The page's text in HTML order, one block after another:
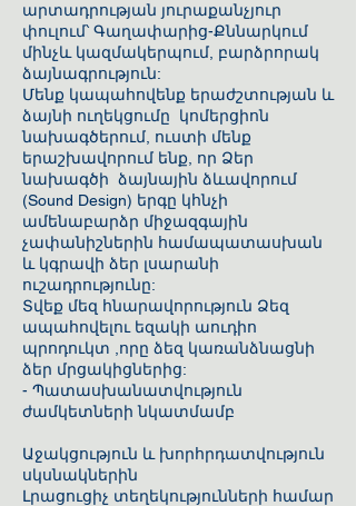
արտադրության յուրաքանչյուր
փուլում՝ Գաղափարից-Քննարկում
մինչև կազմակերպում, բարձրորակ
ձայնագրություն:
Մենք կապահովենք երաժշտության և
ձայնի ուղեկցումը կոմերցիոն
նախագծերում, ուստի մենք
երաշխավորում ենք, որ Ձեր
նախագծի ձայնային ձևավորում
(Sound Design) երգը կհնչի
ամենաբարձր միջազգային
չափանիշներին համապատասխան
և կգրավի ձեր լսարանի
ուշադրությունը:
Տվեք մեզ հնարավորություն Ձեզ
ապահովելու եզակի աուդիո
պրոդուկտ ,որը ձեզ կառանձնացնի
ձեր մրցակիցներից:
- Պատասխանատվություն
ժամկետների նկատմամբ
Աջակցություն և խորհրդատվություն
սկսնակներին
Լրացուցիչ տեղեկությունների համար